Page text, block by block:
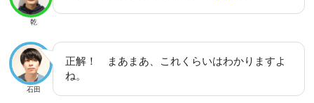
乾
石田
正解！ まあまあ、これくらいはわかりますよ
ね。